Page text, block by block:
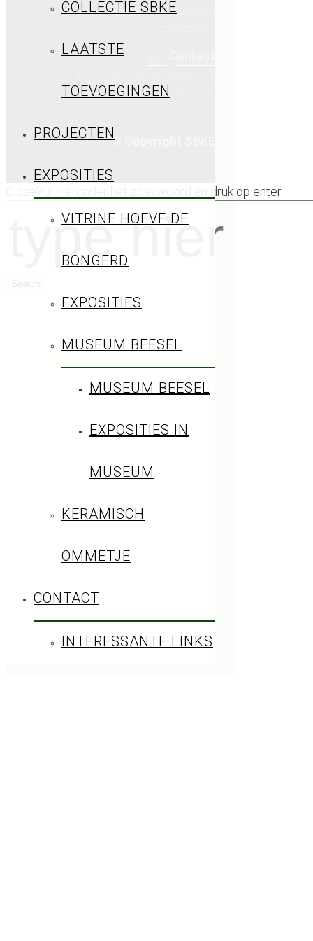
COLLECTIE SBKE
LAATSTE
TOEVOEGINGEN
PROJECTEN
EXPOSITIES
VITRINE HOEVE DE
BONGERD
EXPOSITIES
MUSEUM BEESEL
MUSEUM BEESEL
EXPOSITIES IN
MUSEUM
KERAMISCH
OMMETJE
CONTACT
INTERESSANTE LINKS
Keramisch erfgoed
5954 BL Beesel
© Copyright SBKE
Close Vul hieronder het zoekwoord en druk op enter